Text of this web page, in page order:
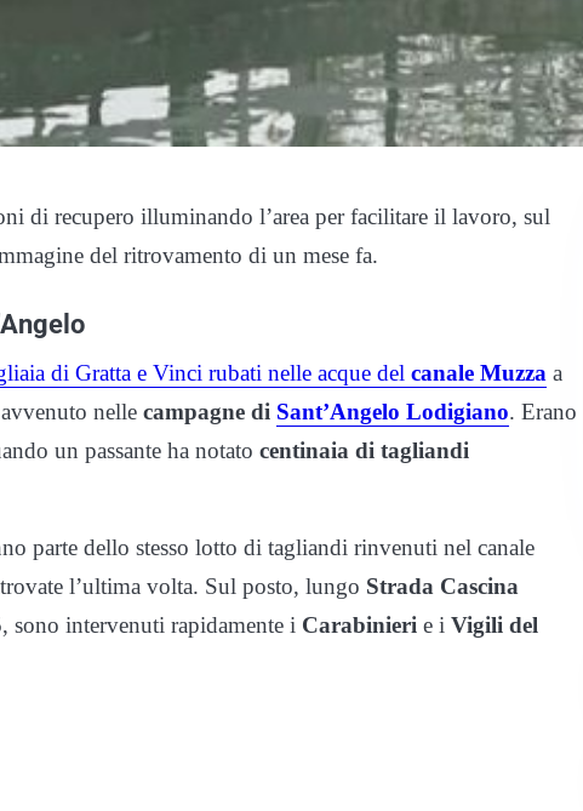
di recupero illuminando l’area per facilitare il lavoro, sul
del ritrovamento di un mese fa.
di Gratta e Vinci rubati nelle acque del canale Muzza a
nelle campagne di Sant’Angelo Lodigiano. Erano
un passante ha notato centinaia di tagliandi
parte dello stesso lotto di tagliandi rinvenuti nel canale
l’ultima volta. Sul posto, lungo Strada Cascina
sono intervenuti rapidamente i Carabinieri e i Vigili del